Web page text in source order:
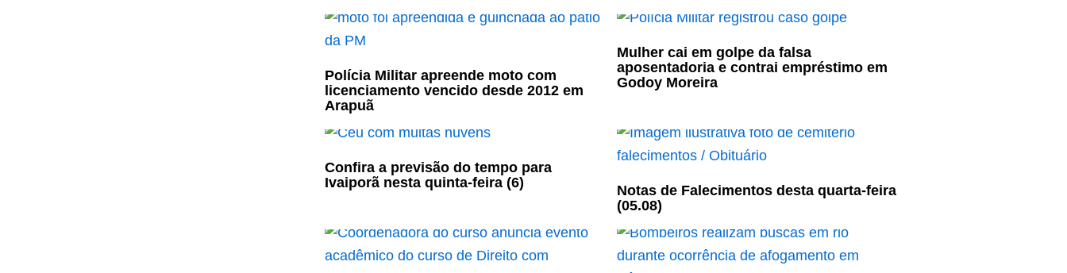
Polícia Militar apreende moto com
licenciamento vencido desde 2012 em
Arapuã
Mulher cai em golpe da falsa
aposentadoria e contrai empréstimo em
Godoy Moreira
Confira a previsão do tempo para
Ivaiporã nesta quinta-feira (6)
Notas de Falecimentos desta quarta-feira
(05.08)